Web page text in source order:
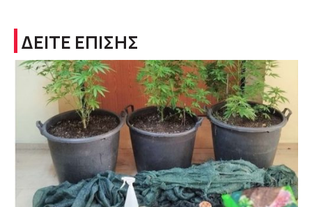
ΔΕΙΤΕ ΕΠΙΣΗΣ